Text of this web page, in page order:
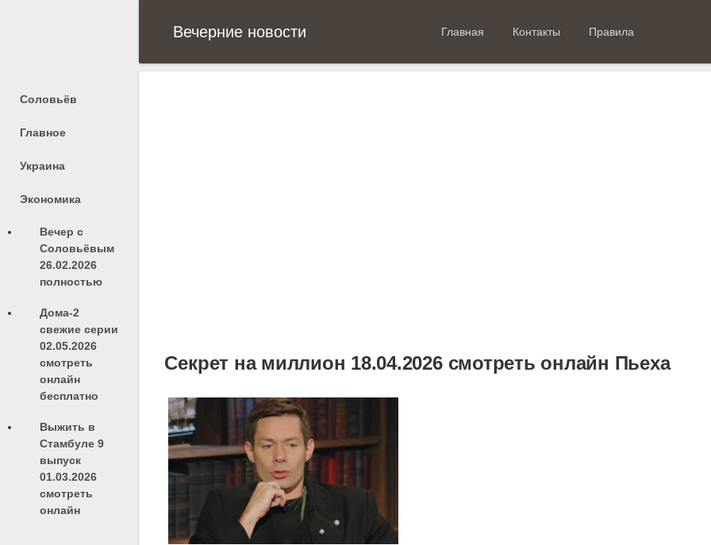
Вечерние новости Главная Контакты Правила
Соловьёв
Главное
Украина
Экономика
Вечер с
Соловьёвым
26.02.2026
полностью
Дома-2
свежие серии
02.05.2026
смотреть
онлайн
бесплатно
Выжить в
Стамбуле 9
выпуск
01.03.2026
смотреть
онлайн
Секрет на миллион 18.04.2026 смотреть онлайн Пьеха